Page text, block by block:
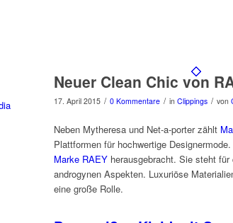
Neuer Clean Chic von
17. April 2015 / 0 Kommentare / in Clippings / von
Neben Mytheresa und Net-a-porter zählt
Plattformen für hochwertige
Marke RAEY herausgebracht. Sie steht
androgynen Aspekten. Luxuriöse
eine große Rolle.